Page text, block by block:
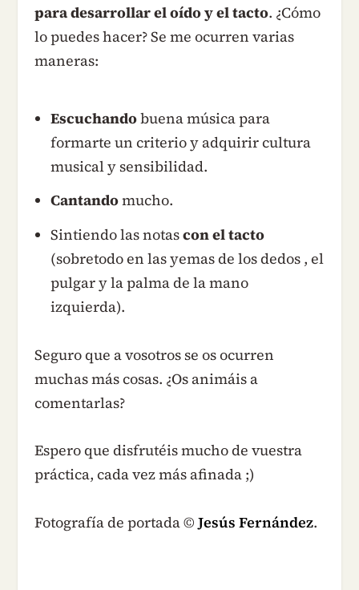
para desarrollar el oído y el tacto. ¿Cómo
lo puedes hacer? Se me ocurren varias
maneras:
Escuchandobuena música para
formarte un criterio y adquirir cultura
musical y sensibilidad.
Cantandomucho.
Sintiendo las notascon el tacto
(sobretodo en las yemas de los dedos , el
pulgar y la palma de la mano
izquierda).
Seguro que a vosotros se os ocurren
muchas más cosas. ¿Os animáis a
comentarlas?
Espero que disfrutéis mucho de vuestra
práctica, cada vez más afinada ;)
Fotografía de portada ©Jesús Fernández.